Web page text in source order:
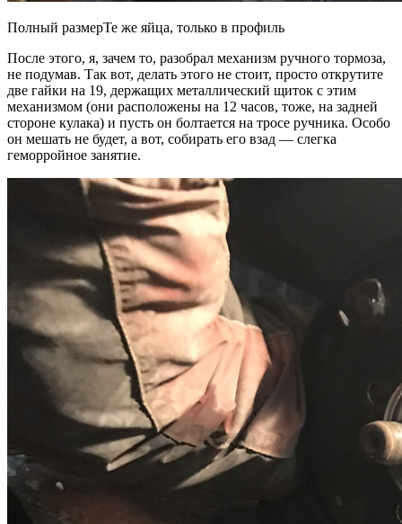
Полный размерТе же яйца, только в профиль
После этого, я, зачем то, разобрал механизм ручного тормоза,
не подумав. Так вот, делать этого не стоит, просто открутите
две гайки на 19, держащих металлический щиток с этим
механизмом (они расположены на 12 часов, тоже, на задней
стороне кулака) и пусть он болтается на тросе ручника. Особо
он мешать не будет, а вот, собирать его взад — слегка
геморройное занятие.